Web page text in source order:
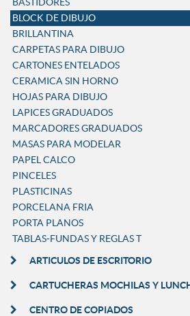
BLOCK DE DIBUJO
BRILLANTINA
CARPETAS PARA DIBUJO
CARTONES ENTELADOS
CERAMICA SIN HORNO
HOJAS PARA DIBUJO
LAPICES GRADUADOS
MARCADORES GRADUADOS
MASAS PARA MODELAR
PAPEL CALCO
PINCELES
PLASTICINAS
PORCELANA FRIA
PORTA PLANOS
TABLAS-FUNDAS Y REGLAS T
ARTICULOS DE ESCRITORIO
CARTUCHERAS MOCHILAS Y
CENTRO DE COPIADOS